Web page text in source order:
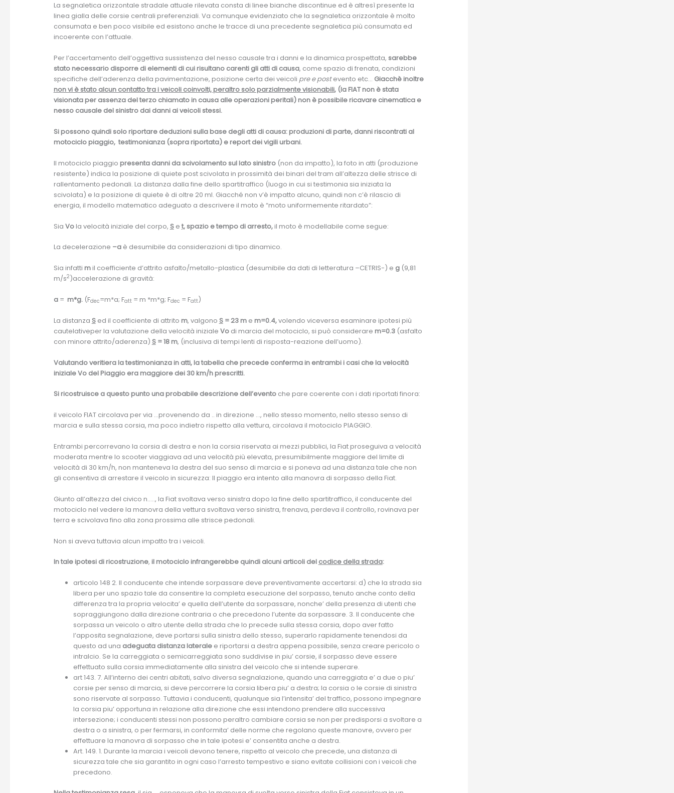
La segnaletica orizzontale stradale attuale rilevata consta di linee bianche discontinue ed è altresì presente la
linea gialla delle corsie centrali preferenziali. Va comunque evidenziato che la segnaletica orizzontale è molto
consumata e ben poco visibile ed esistono anche le tracce di una precedente segnaletica più consumata ed
incoerente con l’attuale.
Per l’accertamento dell’oggettiva sussistenza del nesso causale tra i danni e la dinamica prospettata, sarebbe
stato necessario disporre di elementi di cui risultano carenti gli atti di causa, come spazio di frenata, condizioni
specifiche dell’aderenza della pavimentazione, posizione certa dei veicoli pre e postevento etc… Giacchè inoltre
non vi è stato alcun contatto tra i veicoli coinvolti, peraltro solo parzialmente visionabili, (la FIAT non è stata
visionata per assenza del terzo chiamato in causa alle operazioni peritali) non è possibile ricavare cinematica e
nesso causale del sinistro dai danni ai veicoli stessi.
Si possono quindi solo riportare deduzioni sulla base degli atti di causa: produzioni di parte, danni riscontrati al
motociclo piaggio, testimonianza (sopra riportata) e report dei vigili urbani.
Il motociclo piaggio presenta danni da scivolamento sul lato sinistro(non da impatto), la foto in atti (produzione
resistente) indica la posizione di quiete post scivolata in prossimità dei binari del tram all’altezza delle strisce di
rallentamento pedonali. La distanza dalla fine dello spartitraffico (luogo in cui si testimonia sia iniziata la
scivolata) e la posizione di quiete è di oltre 20 ml. Giacché non v’è impatto alcuno, quindi non c’è rilascio di
energia, il modello matematico adeguato a descrivere il moto è “moto uniformemente ritardato”:
Sia Vola velocità iniziale del corpo, Se t,spazio e tempo di arresto,il moto è modellabile come segue:
La decelerazione –aè desumibile da considerazioni di tipo dinamico.
Sia infatti mil coefficiente d’attrito asfalto/metallo-plastica (desumibile da dati di letteratura –CETRIS-) e g (9,81
m/s2 )accelerazione di gravità:
a= m*g.(Fdec=m*a; Fatt= m *m*g; Fdec = Fatt)
La distanza S ed il coefficiente di attrito m, valgono S= 23 m e m=0.4,volendo viceversa esaminare ipotesi più
cautelativeper la valutazione della velocità iniziale Vo di marcia del motociclo, si può considerare m=0.3(asfalto
con minore attrito/aderenza) S= 18 m, (inclusiva di tempi lenti di risposta-reazione dell’uomo).
Valutando veritiera la testimonianza in atti, la tabella che precede conferma in entrambi i casi che la velocità
iniziale Vo del Piaggio era maggiore dei 30 km/h prescritti.
Si ricostruisce a questo punto una probabile descrizione dell’eventoche pare coerente con i dati riportati finora:
il veicolo FIAT circolava per via …provenendo da .. in direzione …, nello stesso momento, nello stesso senso di
marcia e sulla stessa corsia, ma poco indietro rispetto alla vettura, circolava il motociclo PIAGGIO.
Entrambi percorrevano la corsia di destra e non la corsia riservata ai mezzi pubblici, la Fiat proseguiva a velocità
moderata mentre lo scooter viaggiava ad una velocità più elevata, presumibilmente maggiore del limite di
velocità di 30 km/h, non manteneva la destra del suo senso di marcia e si poneva ad una distanza tale che non
gli consentiva di arrestare il veicolo in sicurezza: Il piaggio era intento alla manovra di sorpasso della Fiat.
Giunto all’altezza del civico n….., la Fiat svoltava verso sinistra dopo la fine dello spartitraffico, il conducente del
motociclo nel vedere la manovra della vettura svoltava verso sinistra, frenava, perdeva il controllo, rovinava per
terra e scivolava fino alla zona prossima alle strisce pedonali.
Non si aveva tuttavia alcun impatto tra i veicoli.
In tale ipotesi di ricostruzione, il motociclo infrangerebbe quindi alcuni articoli del codice della strada:
articolo 148 2. Il conducente che intende sorpassare deve preventivamente accertarsi: d) che la strada sia
libera per uno spazio tale da consentire la completa esecuzione del sorpasso, tenuto anche conto della
differenza tra la propria velocita’ e quella dell’utente da sorpassare, nonche’ della presenza di utenti che
sopraggiungono dalla direzione contraria o che precedono l’utente da sorpassare. 3. Il conducente che
sorpassa un veicolo o altro utente della strada che lo precede sulla stessa corsia, dopo aver fatto
l’apposita segnalazione, deve portarsi sulla sinistra dello stesso, superarlo rapidamente tenendosi da
questo ad una adeguata distanza lateralee riportarsi a destra appena possibile, senza creare pericolo o
intralcio. Se la carreggiata o semicarreggiata sono suddivise in piu’ corsie, il sorpasso deve essere
effettuato sulla corsia immediatamente alla sinistra del veicolo che si intende superare.
art 143. 7. All’interno dei centri abitati, salvo diversa segnalazione, quando una carreggiata e’ a due o piu’
corsie per senso di marcia, si deve percorrere la corsia libera piu’ a destra; la corsia o le corsie di sinistra
sono riservate al sorpasso. Tuttavia i conducenti, qualunque sia l’intensita’ del traffico, possono impegnare
la corsia piu’ opportuna in relazione alla direzione che essi intendono prendere alla successiva
intersezione; i conducenti stessi non possono peraltro cambiare corsia se non per predisporsi a svoltare a
destra o a sinistra, o per fermarsi, in conformita’ delle norme che regolano queste manovre, ovvero per
effettuare la manovra di sorpasso che in tale ipotesi e’ consentita anche a destra.
Art. 149. 1. Durante la marcia i veicoli devono tenere, rispetto al veicolo che precede, una distanza di
sicurezza tale che sia garantito in ogni caso l’arresto tempestivo e siano evitate collisioni con i veicoli che
precedono.